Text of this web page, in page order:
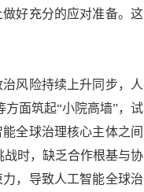
好充分的应对准备。这
风险持续上升同步，人
面筑起“小院高墙”，试
全球治理核心主体之间
战时，缺乏合作根基与协
，导致人工智能全球治